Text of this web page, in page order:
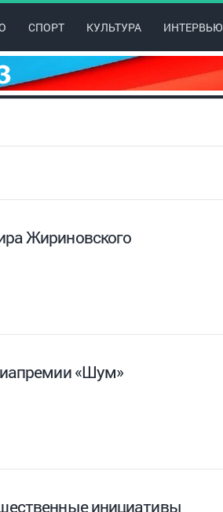
СПОРТ КУЛЬТУРА ИНТЕРВЬЮ
Жириновского
«Шум»
инициативы